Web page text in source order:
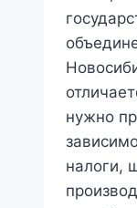
нужно
налоги,